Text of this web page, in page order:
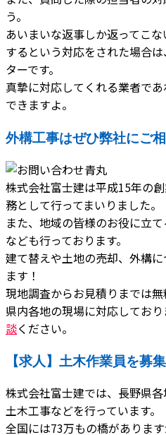
う。
あいまいな返事しか返ってこ
するという対応をされた場合
ターです。
真摯に対応してくれる業者で
できますよ。
外構工事はぜひ弊社にご
株式会社富士建は平成15年の
務として行ってまいりました。
また、地域の皆様のお役に立
なども行っております。
建て替えや土地の売却、外構
ます！
現地調査からお見積りまでは無
県内各地の現場に対応してお
談ください。
【求人】土木作業員を募
株式会社富士建では、長野県
土木工事などを行っています。
全国には73万もの橋がありま